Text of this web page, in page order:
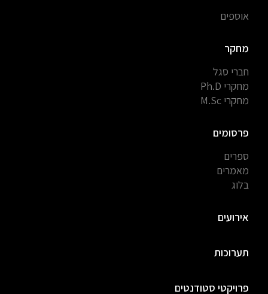
אוספים
מחקר
חברי סגל
מחקרי Ph.D
מחקרי M.Sc
פרסומים
ספרים
מאמרים
בלוג
אירועים
תערוכות
פרויקטי סטודנטים